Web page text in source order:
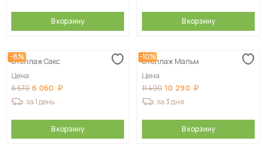
В корзину В корзину
-8%
Стеллаж Сакс
Цена
6 570 6 060
за 1 день
В корзину
-10%
Стеллаж Мальм
Цена
11 400 10 290
за 3 дня
В корзину